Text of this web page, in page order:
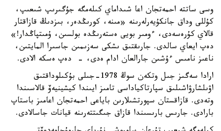
وسى ساتتە احمەتجان اعا شىداماي كىلەمگە جۇگىرىپ شىعىپ،
كۇللى وداق جانكۇيەرلەرىنە «مىنە، كورىڭدەر، بىزدىڭ قازاقتار
قالاي كۇرەسەدى، ءومىر بويى ەستەرىڭدە بولسىن، ۇمىتپاڭدار!»
دەپ ايعاي سالدى. جارىقتىق ىشكى سەزىمىن جاسىرا المايتىن،
ناعىز نامىس ءۇشىن جارالعان ادام ەدى، - دەپ ەسكە الادى.
ارادا سەگىز جىل وتكەن سوڭ 1978-جىلى بۇكىلوداقتىق
اۋىلشارۋاشىلىق سپارتاكياداسى تامىز ايىندا كيشينيەۆ قالاسىندا
وتەدى. قازاقستان سپورتشىلارىن باياعى احمەتجان اعامىز باستاپ
بارادى. جارىس بارىسىندا قازاق جىگىتتەرىنە قيانات جاسالادى.